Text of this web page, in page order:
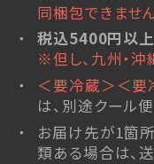
同梱包できません
税込5400円以
※但し、九州・
＜要冷蔵＞＜要
は、別途クール
お届け先が1箇
類ある場合は、
実りノ
星合い
羊羹
詰合せ
ファー
杵屋の冷菓